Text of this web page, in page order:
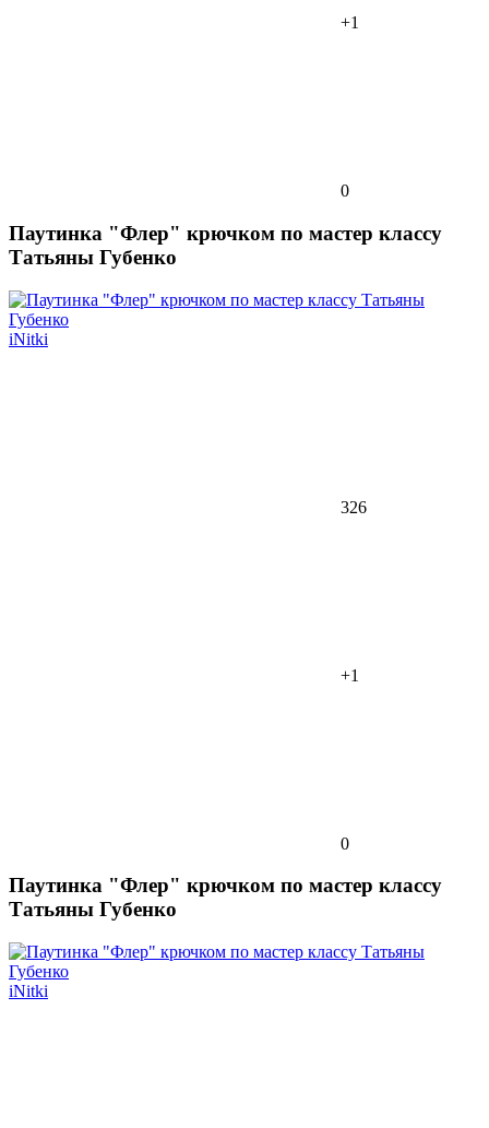
+1
0
Паутинка "Флер" крючком по мастер классу
Татьяны Губенко
iNitki
326
+1
0
Паутинка "Флер" крючком по мастер классу
Татьяны Губенко
iNitki